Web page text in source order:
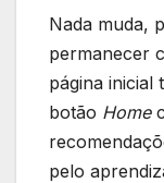
Nada muda,
permanecer
página inicial
botão Home
pelo